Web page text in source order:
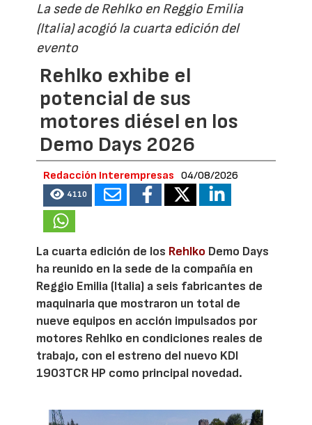
La sede de Rehlko en Reggio Emilia
(Italia) acogió la cuarta edición del
evento
Rehlko exhibe el
potencial de sus
motores diésel en los
Demo Days 2026
Redacción Interempresas 04/08/2026
4110
La cuarta edición de los Rehlko Demo Days
ha reunido en la sede de la compañía en
Reggio Emilia (Italia) a seis fabricantes de
maquinaria que mostraron un total de
nueve equipos en acción impulsados por
motores Rehlko en condiciones reales de
trabajo, con el estreno del nuevo KDI
1903TCR HP como principal novedad.